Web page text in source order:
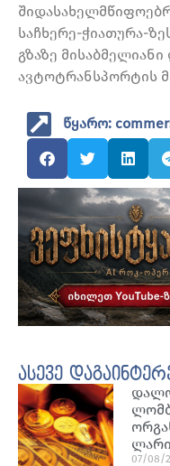
საჩხერე-ჭიათურა-
გზაზე
ავტოტრანსპორტის
წყარო:
ასევე
07/08/